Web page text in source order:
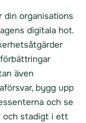
din organisations
digitala hot.
även
bygg upp
och se
och stadigt i ett